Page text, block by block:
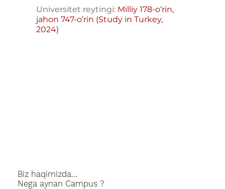
Universitet reytingi: Milliy 178-o‘rin,
jahon 747-o‘rin (Study in Turkey,
2024)
Biz haqimizda...
Nega aynan Campus ?